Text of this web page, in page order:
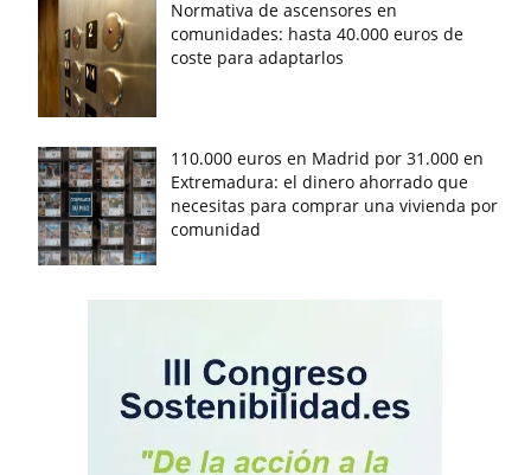
Normativa de ascensores en
comunidades: hasta 40.000 euros de
coste para adaptarlos
110.000 euros en Madrid por 31.000 en
Extremadura: el dinero ahorrado que
necesitas para comprar una vivienda por
comunidad